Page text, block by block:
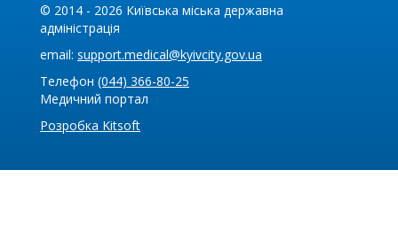
© 2014 - 2026 Київська міська державна
адміністрація
email: support.medical@kyivcity.gov.ua
Телефон (044) 366-80-25
Медичний портал
Розробка Kitsoft